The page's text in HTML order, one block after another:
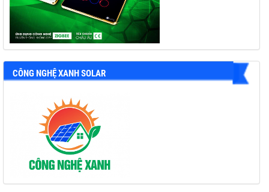
CÔNG NGHỆ XANH SOLAR